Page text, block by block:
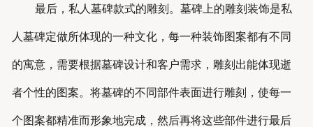
最后，私人墓碑款式的雕刻。墓碑上的雕刻装饰是私
人墓碑定做所体现的一种文化，每一种装饰图案都有不同
的寓意，需要根据墓碑设计和客户需求，雕刻出能体现逝
者个性的图案。将墓碑的不同部件表面进行雕刻，使每一
个图案都精准而形象地完成，然后再将这些部件进行最后